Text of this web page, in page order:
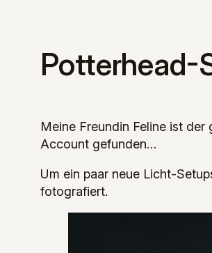
Potterhead-
Meine Freundin Feline ist
Account gefunden…
Um ein paar neue Licht-
fotografiert.